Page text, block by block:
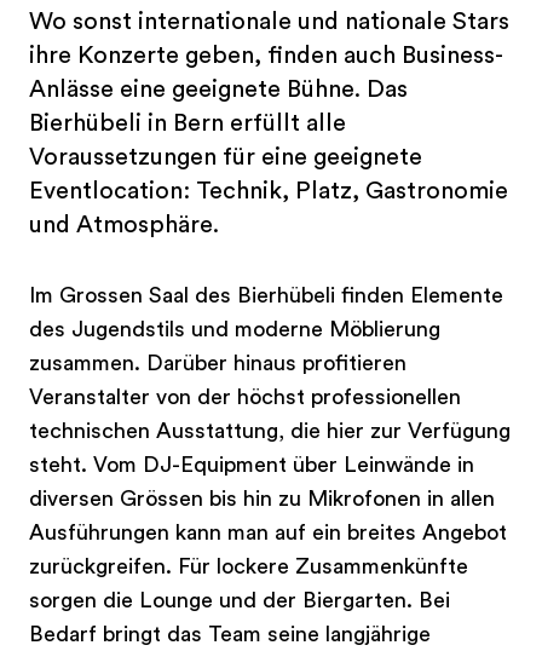
Wo sonst internationale und nationale Stars
ihre Konzerte geben, finden auch Business-
Anlässe eine geeignete Bühne. Das
Bierhübeli in Bern erfüllt alle
Voraussetzungen für eine geeignete
Eventlocation: Technik, Platz, Gastronomie
und Atmosphäre.
Im Grossen Saal des Bierhübeli finden Elemente
des Jugendstils und moderne Möblierung
zusammen. Darüber hinaus profitieren
Veranstalter von der höchst professionellen
technischen Ausstattung, die hier zur Verfügung
steht. Vom DJ-Equipment über Leinwände in
diversen Grössen bis hin zu Mikrofonen in allen
Ausführungen kann man auf ein breites Angebot
zurückgreifen. Für lockere Zusammenkünfte
sorgen die Lounge und der Biergarten. Bei
Bedarf bringt das Team seine langjährige